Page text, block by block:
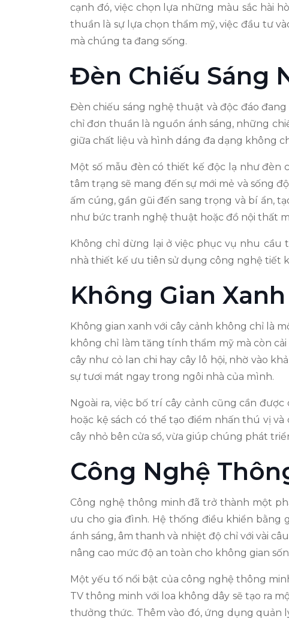
cạnh đó, việc chọn lựa những màu sắc hài
thuần là sự lựa chọn thẩm mỹ, việc đầu tư
mà chúng ta đang sống.
Đèn Chiếu Sáng
Đèn chiếu sáng nghệ thuật và độc đáo
chỉ đơn thuần là nguồn ánh sáng, những
giữa chất liệu và hình dáng đa dạng không
Một số mẫu đèn có thiết kế độc lạ như đèn
tâm trạng sẽ mang đến sự mới mẻ và sống
ấm cúng, gần gũi đến sang trọng và bí ẩn,
như bức tranh nghệ thuật hoặc đồ nội thất
Không chỉ dừng lại ở việc phục vụ nhu
nhà thiết kế ưu tiên sử dụng công nghệ tiết
Không Gian
Không gian xanh với cây cảnh không chỉ là
không chỉ làm tăng tính thẩm mỹ mà còn
cây như cỏ lan chi hay cây lô hội, nhờ vào
sự tươi mát ngay trong ngôi nhà của mình.
Ngoài ra, việc bố trí cây cảnh cũng cần
hoặc kệ sách có thể tạo điểm nhấn thú vị
cây nhỏ bên cửa sổ, vừa giúp chúng phát
Công Nghệ
Công nghệ thông minh đã trở thành một
ưu cho gia đình. Hệ thống điều khiển bằng
ánh sáng, âm thanh và nhiệt độ chỉ với vài
nâng cao mức độ an toàn cho không gian
Một yếu tố nổi bật của công nghệ thông
TV thông minh với loa không dây sẽ tạo ra
thưởng thức. Thêm vào đó, ứng dụng quản